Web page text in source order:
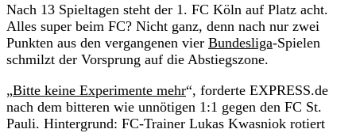
Nach 13 Spieltagen steht der 1. FC Köln auf Platz acht.
Alles super beim FC? Nicht ganz, denn nach nur zwei
Punkten aus den vergangenen vier Bundesliga-Spielen
schmilzt der Vorsprung auf die Abstiegszone.
„Bitte keine Experimente mehr“, forderte EXPRESS.de
nach dem bitteren wie unnötigen 1:1 gegen den FC St.
Pauli. Hintergrund: FC-Trainer Lukas Kwasniok rotiert